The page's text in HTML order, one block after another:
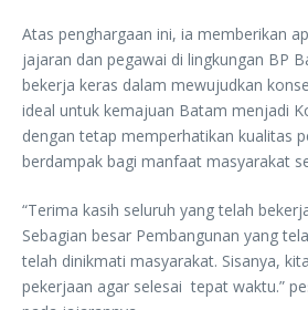
Atas penghargaan ini, ia memberikan
jajaran dan pegawai di lingkungan BP
bekerja keras dalam mewujudkan
ideal untuk kemajuan Batam menjadi
dengan tetap memperhatikan kualitas
berdampak bagi manfaat masyarakat
“Terima kasih seluruh yang telah
Sebagian besar Pembangunan yang
telah dinikmati masyarakat. Sisanya,
pekerjaan agar selesai tepat waktu.”